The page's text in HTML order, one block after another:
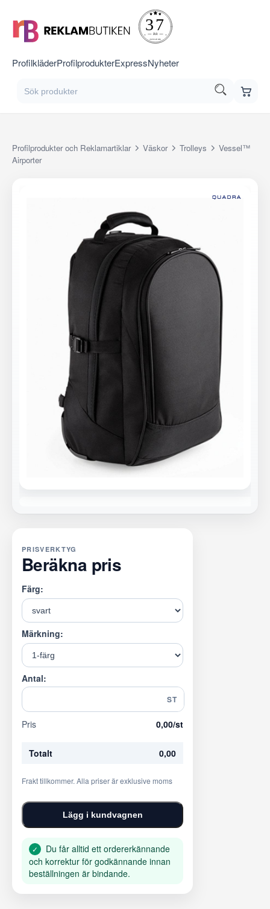
ProfilkläderProfilprodukterExpressNyheter
Profilprodukter och Reklamartiklar Väskor Trolleys
Vessel™
Airporter
PRISVERKTYG
Beräkna pris
Färg:
Märkning:
Antal:
ST
Pris 0,00/st
Totalt 0,00
Frakt tillkommer. Alla priser är exklusive moms
Lägg i kundvagnen
✓
Du får alltid ett ordererkännande
och korrektur för godkännande innan
beställningen är bindande.